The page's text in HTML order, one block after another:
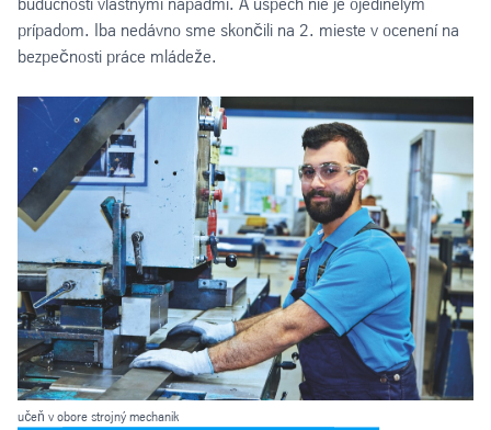
učeň v obore strojný mechanik
prípadom. Iba nedávno sme skončili na 2. mieste v ocenení na
bezpečnosti práce mládeže.